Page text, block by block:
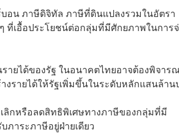
อน ภาษีดิจิทัล ภาษีที่ดินแปลงรวมในอัตรา
ที่เอื้อประโยชน์ต่อกลุ่มที่มีศักยภาพในการ
ายได้ของรัฐ ในอนาคตไทยอาจต้องพิจาร
งรายได้ให้รัฐเพิ่มขึ้นในระดับหลักแสนล้าน
ลิกหรือลดสิทธิพิเศษทางภาษีของกลุ่มที่มี
ภาระภาษีอยู่ฝ่ายเดียว